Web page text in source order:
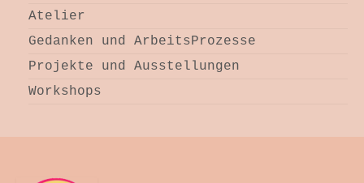
Atelier
Gedanken und ArbeitsProzesse
Projekte und Ausstellungen
Workshops